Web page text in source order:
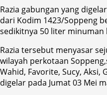
Razia gabungan yang
dari Kodim 1423/Soppeng
sedikitnya 50 liter minuman
Razia tersebut menyasar
wilayah perkotaan
Wahid, Favorite, Sucy, Aksi,
digelar pada Jumat 03 Mei